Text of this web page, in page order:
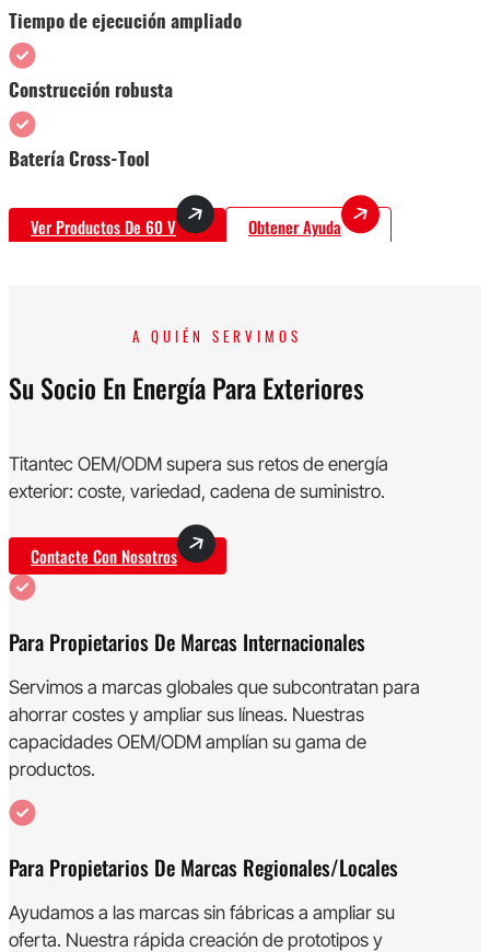
Tiempo de ejecución ampliado
Construcción robusta
Batería Cross-Tool
Ver Productos De 60 V Obtener Ayuda
A QUIÉN SERVIMOS
Su Socio En Energía Para Exteriores
Titantec OEM/ODM supera sus retos de energía
exterior: coste, variedad, cadena de suministro.
Contacte Con Nosotros
Para Propietarios De Marcas Internacionales
Servimos a marcas globales que subcontratan para
ahorrar costes y ampliar sus líneas. Nuestras
capacidades OEM/ODM amplían su gama de
productos.
Para Propietarios De Marcas Regionales/locales
Ayudamos a las marcas sin fábricas a ampliar su
oferta. Nuestra rápida creación de prototipos y